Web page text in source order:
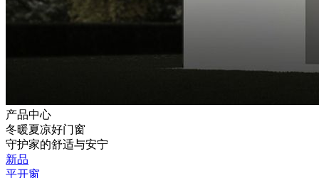
产品中心
冬暖夏凉好门窗
守护家的舒适与安宁
新品
平开窗